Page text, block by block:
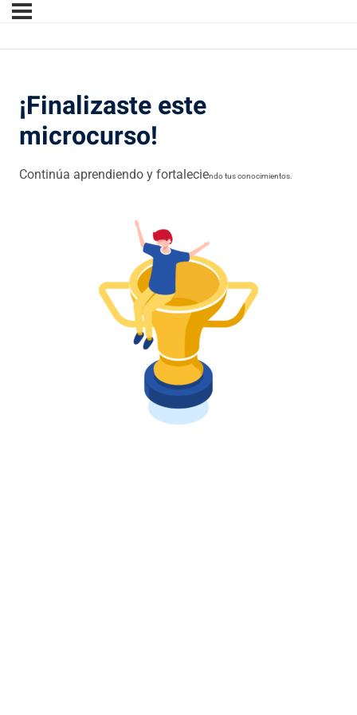
¡Finalizaste este
microcurso!
Continúa aprendiendo y fortaleciendo tus conocimientos.